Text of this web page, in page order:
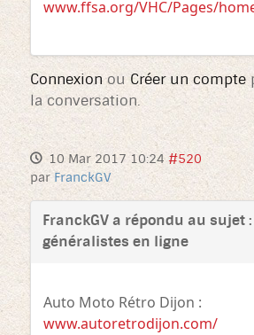
www.ffsa.org/VHC/Pages/
Connexionou Créer un compte
la conversation.
10 Mar 2017 10:24 #520
par FranckGV
FranckGV a répondu au sujet
généralistes en ligne
Auto Moto Rétro Dijon :
www.autoretrodijon.com/